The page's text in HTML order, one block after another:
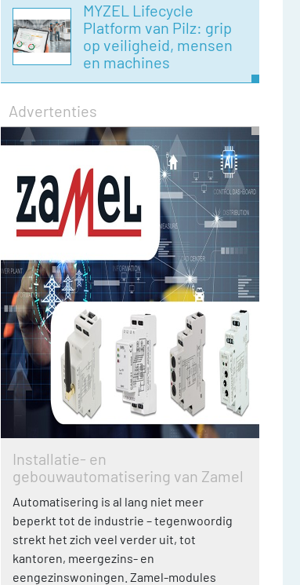
MYZEL Lifecycle
Platform van Pilz: grip
op veiligheid, mensen
en machines
Advertenties
Installatie- en
gebouwautomatisering van Zamel
Automatisering is al lang niet meer
beperkt tot de industrie – tegenwoordig
strekt het zich veel verder uit, tot
kantoren, meergezins- en
eengezinswoningen. Zamel-modules